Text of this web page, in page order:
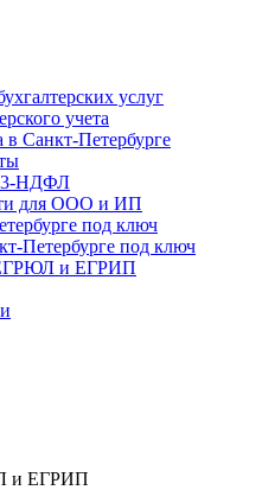
услуг
учета
в Санкт-Петербурге
3-НДФЛ
для ООО и ИП
под ключ
Петербурге под ключ
ЕГРЮЛ и ЕГРИП
и ЕГРИП